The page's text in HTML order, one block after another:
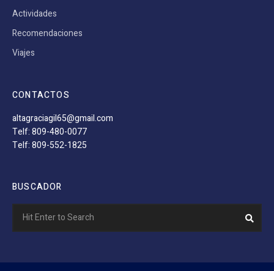
Actividades
Recomendaciones
Viajes
CONTACTOS
altagraciagil65@gmail.com
Telf: 809-480-0077
Telf: 809-552-1825
BUSCADOR
for: